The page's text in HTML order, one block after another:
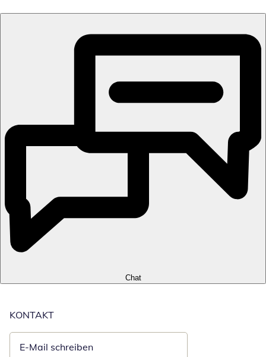
Chat
KONTAKT
E-Mail schreiben
Öffnet E-Mail-Client